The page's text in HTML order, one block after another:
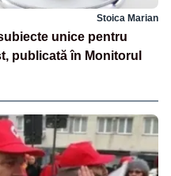
Stoica Marian
unice pentru
publicată în Monitorul